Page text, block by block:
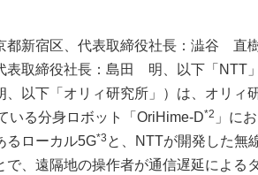
都新宿区、代表取締役社長：澁谷 直
表取締役社長：島田 明、以下「NTT
以下「オリィ研究所」）は、オリィ
いる分身ロボット「OriHime-D*2 」に
るローカル5G*3 と、NTTが開発した無
、遠隔地の操作者が通信遅延による